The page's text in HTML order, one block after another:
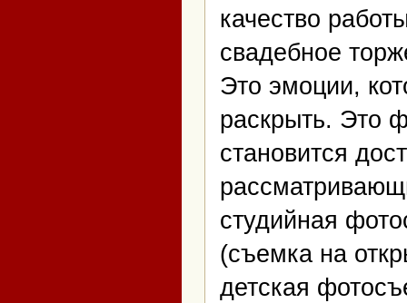
качество
свадебное
Это эмоции,
раскрыть. Это
становится
студийная
(съемка на
детская